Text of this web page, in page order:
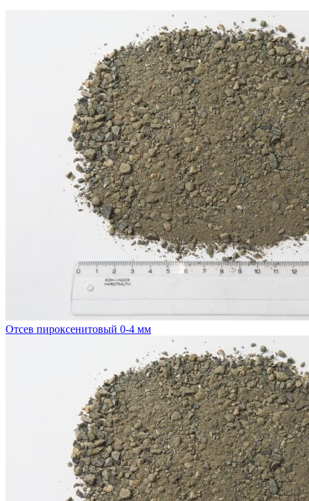
Отсев пироксенитовый 0-4 мм